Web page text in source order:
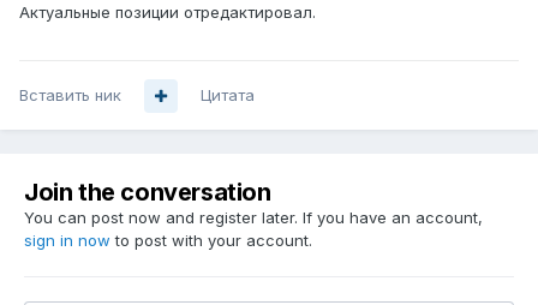
Актуальные позиции отредактировал.
Вставить ник Цитата
Join the conversation
You can post now and register later. If you have an account,
sign in now to post with your account.